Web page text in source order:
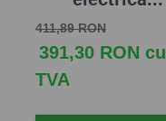
Pret de baza
411,89 RONPret
391,30 RON cu
TVA